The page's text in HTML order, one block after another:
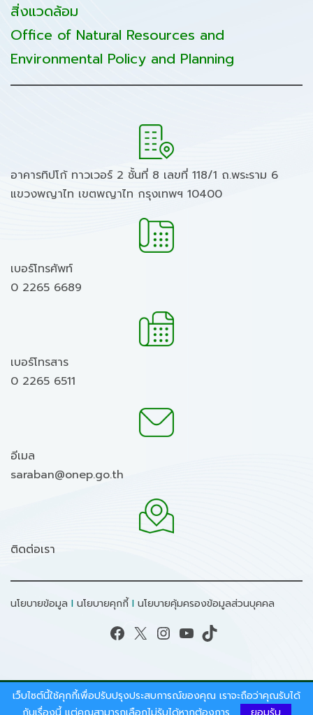
สิ่งแวดล้อม
Office of Natural Resources and
Environmental Policy and Planning
อาคารทิปโก้ ทาวเวอร์ 2 ชั้นที่ 8 เลขที่ 118/1 ถ.พระราม 6
แขวงพญาไท เขตพญาไท กรุงเทพฯ 10400
เบอร์โทรศัพท์
0 2265 6689
เบอร์โทรสาร
0 2265 6511
อีเมล
saraban@onep.go.th
ติดต่อเรา
นโยบายข้อมูล I นโยบายคุกกี้ I นโยบายคุ้มครองข้อมูลส่วนบุคคล
Facebook X Instagram YouTube TikTok
สงวนลิขสิทธิ์ © 2026 - สำนักงานนโยบายและแผน
เว็บไซต์นี้ใช้คุกกี้เพื่อปรับปรุงประสบการณ์ของคุณ เราจะถือว่าคุณรับได้